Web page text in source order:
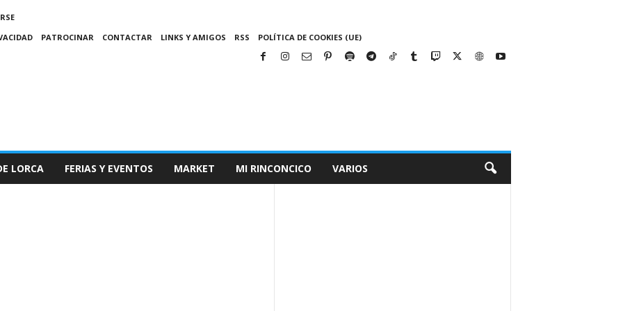
PATROCINAR CONTACTAR LINKS Y AMIGOS RSS POLÍTICA DE COOKIES (UE)
LORCA FERIAS Y EVENTOS MARKET MI RINCONCICO VARIOS